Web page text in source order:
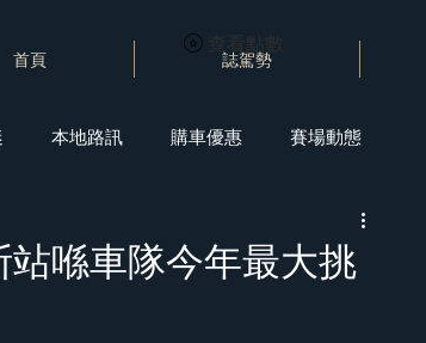
首頁 誌駕勢
查看點數
本地路訊 購車優惠 賽場動態
喺車隊今年最大挑